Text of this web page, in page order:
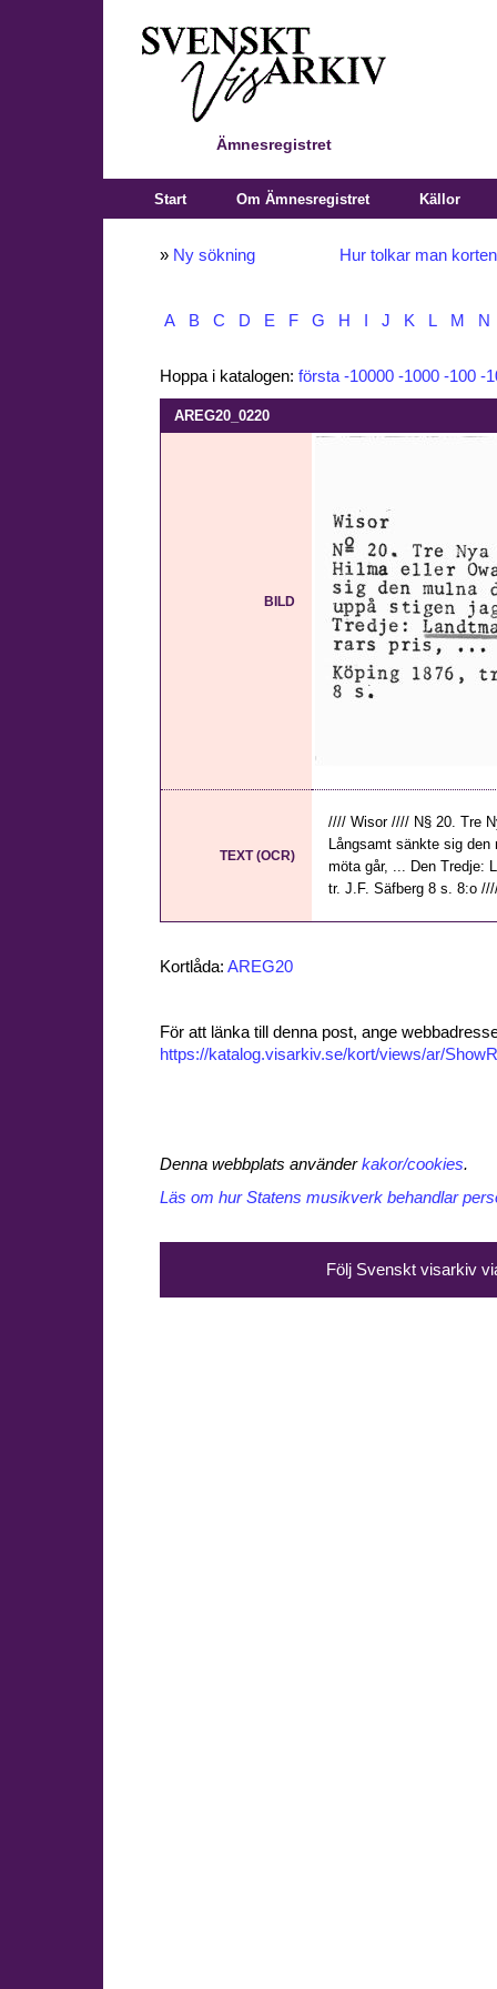
Ämnesregistret
Start Om Ämnesregistret Källor
» Ny sökning Hur tolkar man
A B C D E F G H J K L M N
Hoppa i katalogen: första -10000 -1000 -100 -
AREG20_0220
BILD
TEXT (OCR)
//// Wisor //// N§ 20. Tre
Långsamt sänkte sig
möta går, ... Den Tredje:
tr. J.F. Säfberg 8 s. 8:o
Kortlåda: AREG20
För att länka till denna post, ange
https://katalog.visarkiv.se/kort/views/ar/
Denna webbplats använderkakor/cookies.
Läs om hur Statens musikverk behandlar
Följ Svenskt visarkiv